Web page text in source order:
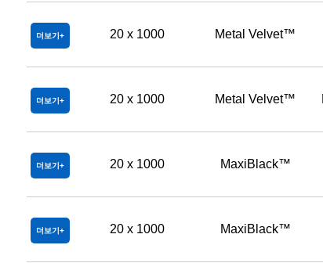
더보기 20 x 1000 Metal Velvet™
더보기 20 x 1000 Metal Velvet™
더보기 20 x 1000 MaxiBlack™
더보기 20 x 1000 MaxiBlack™